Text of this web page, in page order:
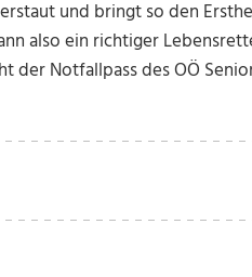
und bringt so den
also ein richtiger
der Notfallpass des OÖ